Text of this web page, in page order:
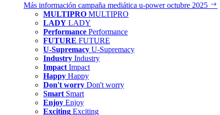
Más información campaña mediática u‑power octubre 2025
MULTIPRO MULTIPRO
LADY LADY
Performance Performance
FUTURE FUTURE
U-Supremacy U-Supremacy
Industry Industry
Impact Impact
Happy Happy
Don't worry Don't worry
Smart Smart
Enjoy Enjoy
Exciting Exciting